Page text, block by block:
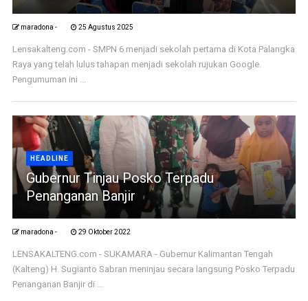
maradona - 25 Agustus 2025
Lensakalteng.com - SMPN 6 menjadi sekolah pertama di Kota Palangka
Raya yang telah lulus tahapan menjadi sekolah rujukan Google.
Pengumuman ini ...
HEADLINE
Gubernur Tinjau Posko Terpadu
Penanganan Banjir
maradona - 29 Oktober 2022
LENSAKALTENG.com - SUKAMARA - Gubernur Kalimantan Tengah
(Kalteng) H. Sugianto Sabran meninjau secara langsung Posko Terpadu
Penanganan Banjir di ...